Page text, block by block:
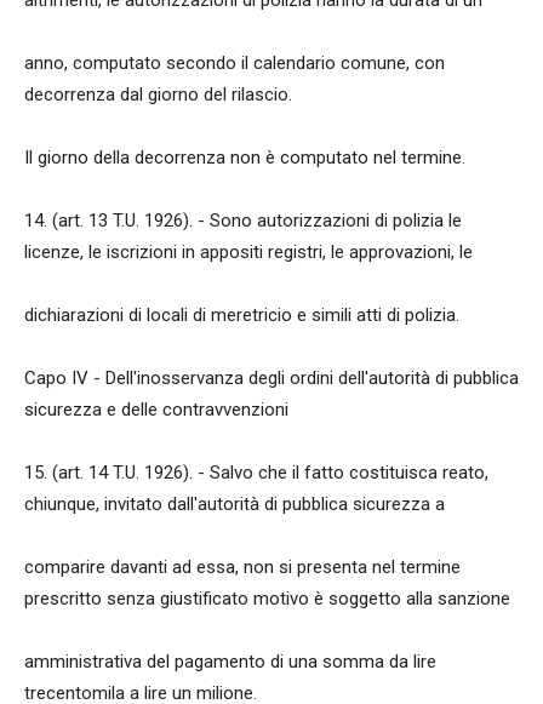
anno, computato secondo il calendario comune, con
decorrenza dal giorno del rilascio.
Il giorno della decorrenza non è computato nel termine.
14. (art. 13 T.U. 1926). - Sono autorizzazioni di polizia le
licenze, le iscrizioni in appositi registri, le approvazioni, le
dichiarazioni di locali di meretricio e simili atti di polizia.
Capo IV - Dell'inosservanza degli ordini dell'autorità di pubblica
sicurezza e delle contravvenzioni
15. (art. 14 T.U. 1926). - Salvo che il fatto costituisca reato,
chiunque, invitato dall'autorità di pubblica sicurezza a
comparire davanti ad essa, non si presenta nel termine
prescritto senza giustificato motivo è soggetto alla sanzione
amministrativa del pagamento di una somma da lire
trecentomila a lire un milione.